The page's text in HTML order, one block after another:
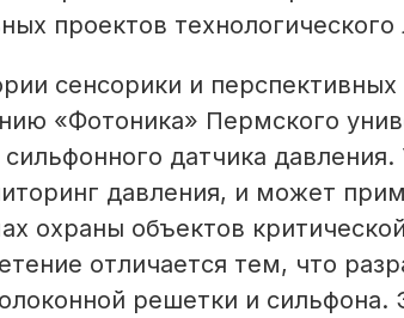
проектов технологического
сенсорики и
«Фотоника» Пермского
датчика давления.
давления, и может
охраны объектов
отличается тем, что
решетки и сильфона.